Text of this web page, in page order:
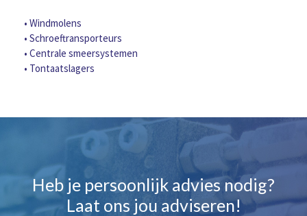
• Windmolens
• Schroeftransporteurs
• Centrale smeersystemen
• Tontaatslagers
Heb je persoonlijk advies nodig?
Laat ons jou adviseren!